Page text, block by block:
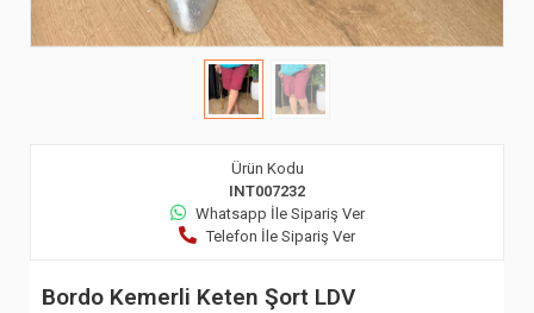
Ürün Kodu
INT007232
Whatsapp İle Sipariş Ver
Telefon İle Sipariş Ver
Bordo Kemerli Keten Şort LDV